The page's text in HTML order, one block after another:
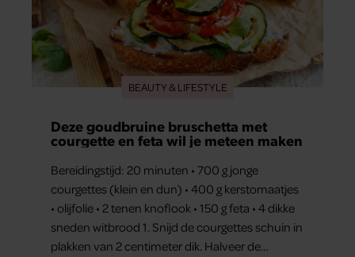
BEAUTY & LIFESTYLE
Deze goudbruine bruschetta met
courgette en feta wil je meteen maken
Bereidingstijd: 20 minuten • 700 g jonge
courgettes (klein en dun) • 400 g kerstomaatjes
• olijfolie • 2 tenen knoflook • 150 g feta • 4 dikke
sneden witbrood 1. Snijd de courgettes schuin in
plakken van 2 centimeter dik. Halveer de